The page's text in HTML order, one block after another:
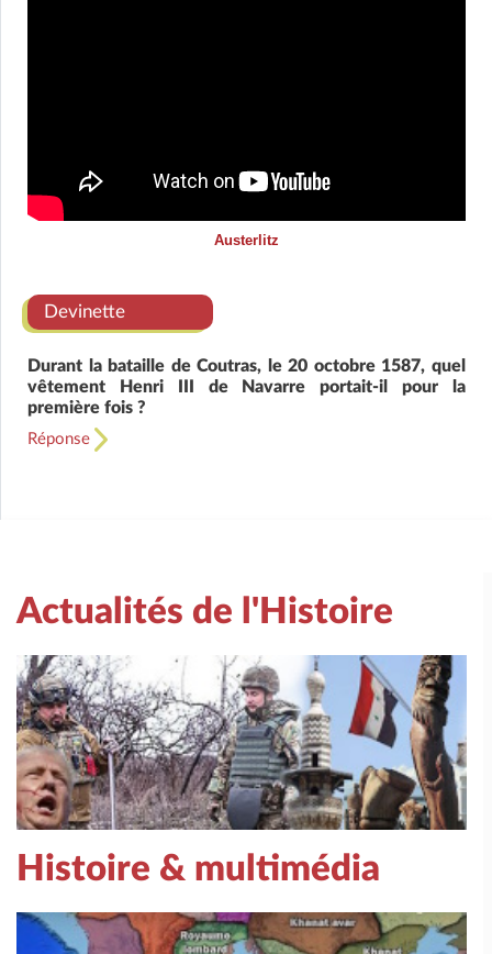
Austerlitz
Devinette
Durant la bataille de Coutras, le 20 octobre 1587, quel
vêtement Henri III de Navarre portait-il pour la
première fois ?
Réponse
Actualités de l'Histoire
Histoire & multimédia